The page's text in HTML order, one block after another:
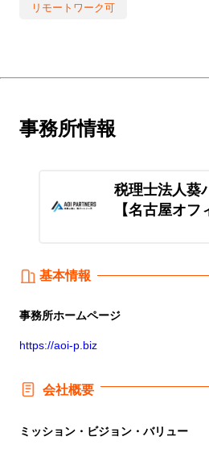
リモートワーク可
事務所情報
税理士法人葵
【名古屋オフ
基本情報
事務所ホームページ
https://aoi-p.biz
会社概要
ミッション・ビジョン・バリュー